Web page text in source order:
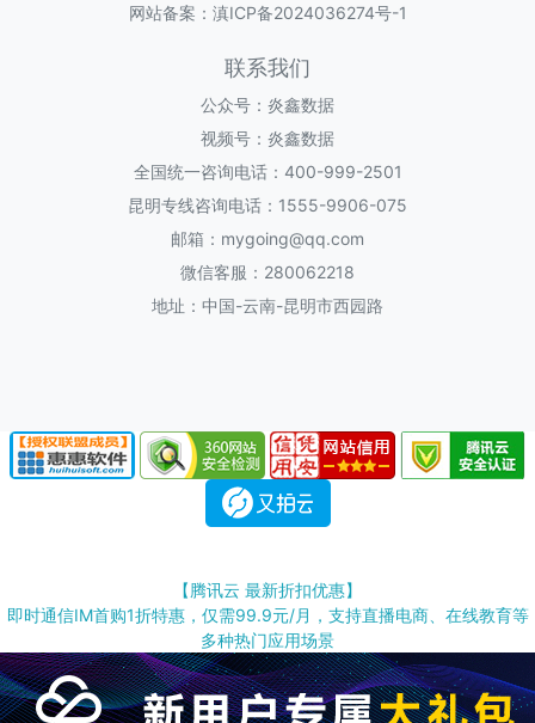
网站备案： 滇ICP备2024036274号-1
联系我们
公众号：炎鑫数据
视频号：炎鑫数据
全国统一咨询电话：400-999-2501
昆明专线咨询电话：1555-9906-075
邮箱：mygoing@qq.com
微信客服：280062218
地址：中国-云南-昆明市西园路
【腾讯云 最新折扣优惠】
即时通信IM首购1折特惠，仅需99.9元/月，支持直播电商、在线教育等
多种热门应用场景